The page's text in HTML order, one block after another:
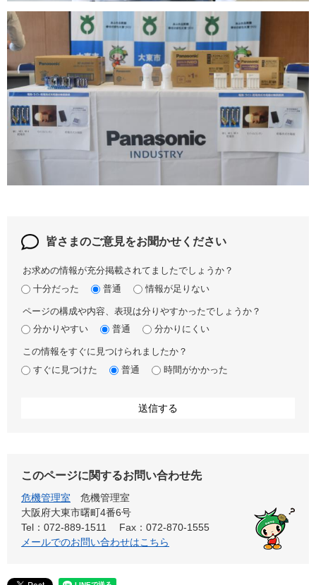
皆さまのご意見をお聞かせください
お求めの情報が充分掲載されてましたでしょうか？
十分だった
普通 情報が足りない
ページの構成や内容、表現は分りやすかったでしょうか？
分かりやすい
普通 分かりにくい
この情報をすぐに見つけられましたか？
すぐに見つけた
普通 時間がかかった
このページに関するお問い合わせ先
危機管理室
危機管理室
大阪府大東市曙町4番6号
Tel：072-889-1511
Fax：072-870-1555
メールでのお問い合わせはこちら